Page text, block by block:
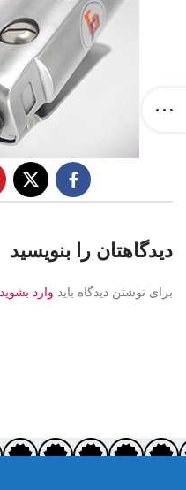
دیدگاهتان را بنویسید
برای نوشتن دیدگاه باید وارد بشوید